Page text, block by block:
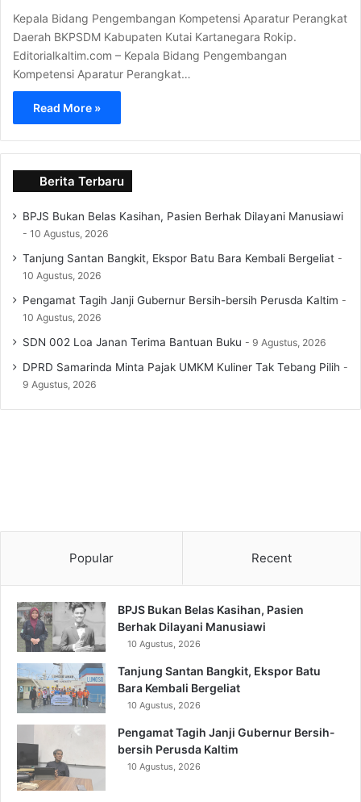
Kepala Bidang Pengembangan Kompetensi Aparatur Perangkat
Daerah BKPSDM Kabupaten Kutai Kartanegara Rokip.
Editorialkaltim.com – Kepala Bidang Pengembangan
Kompetensi Aparatur Perangkat…
Read More »
Berita Terbaru
BPJS Bukan Belas Kasihan, Pasien Berhak Dilayani Manusiawi
10 Agustus, 2026
Tanjung Santan Bangkit, Ekspor Batu Bara Kembali Bergeliat
10 Agustus, 2026
Pengamat Tagih Janji Gubernur Bersih-bersih Perusda Kaltim
10 Agustus, 2026
SDN 002 Loa Janan Terima Bantuan Buku 9 Agustus, 2026
DPRD Samarinda Minta Pajak UMKM Kuliner Tak Tebang Pilih
9 Agustus, 2026
Popular Recent
BPJS Bukan Belas Kasihan, Pasien
Berhak Dilayani Manusiawi
10 Agustus, 2026
Tanjung Santan Bangkit, Ekspor Batu
Bara Kembali Bergeliat
10 Agustus, 2026
Pengamat Tagih Janji Gubernur Bersih-
bersih Perusda Kaltim
10 Agustus, 2026